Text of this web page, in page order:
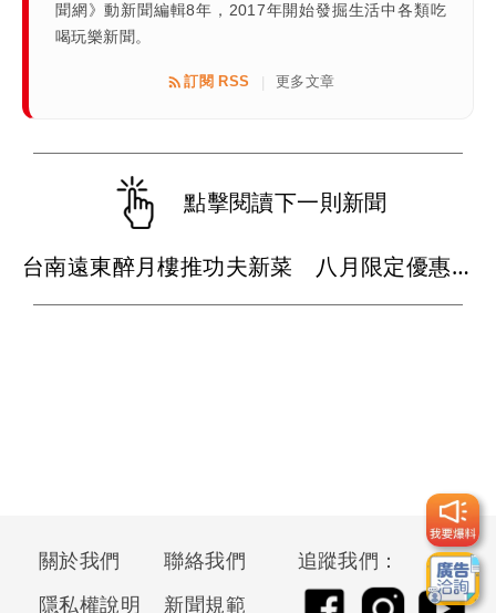
聞網》動新聞編輯8年，2017年開始發掘生活中各類吃
喝玩樂新聞。
訂閱 RSS | 更多文章
點擊閱讀下一則新聞
台南遠東醉月樓推功夫新菜 八月限定優惠最低380元嘗江浙味
關於我們
聯絡我們
隱私權說明
新聞規範
追蹤我們：